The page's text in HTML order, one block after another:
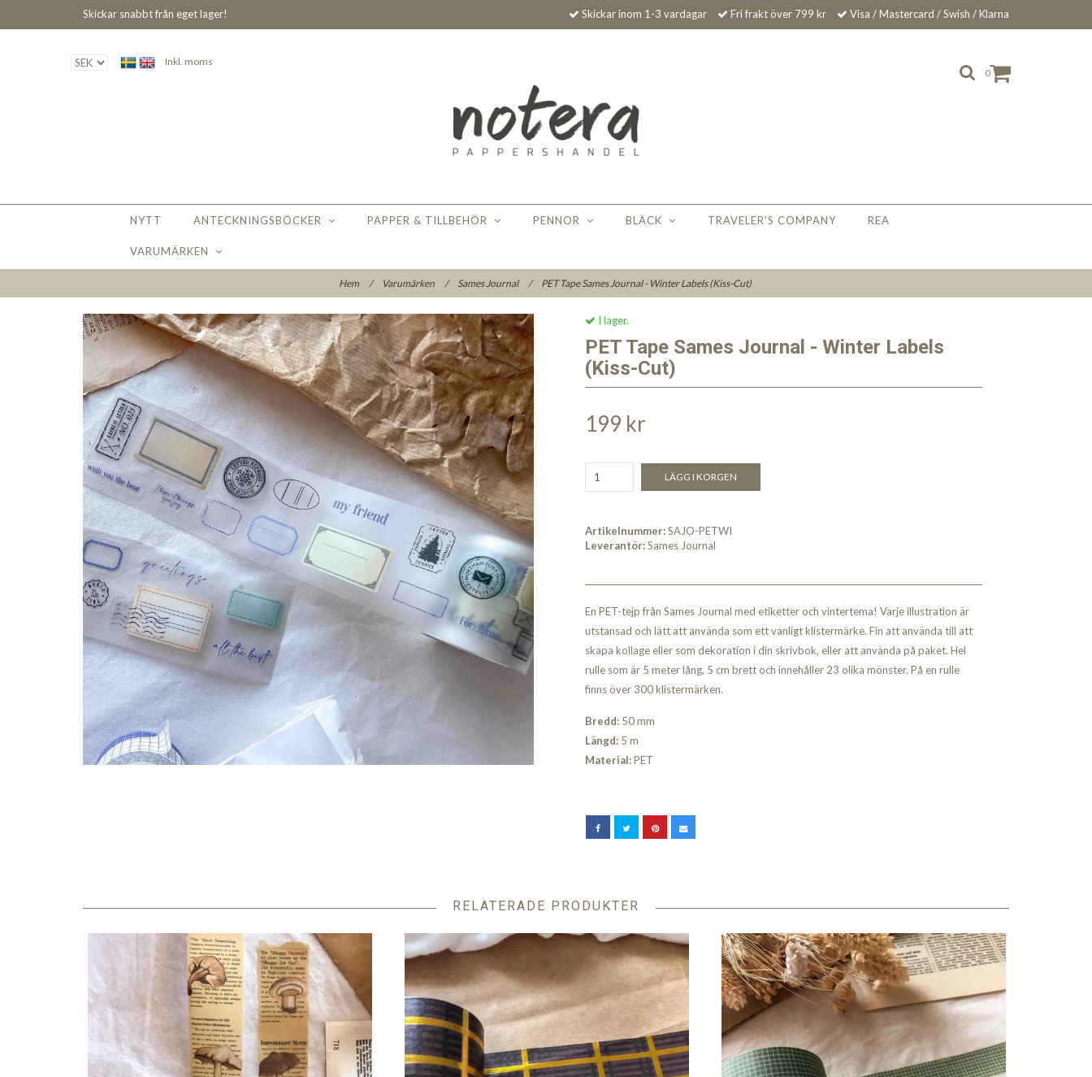
Skickar snabbt från eget lager! Skickar inom 1-3 vardagar Fri frakt över 799 kr Visa / Mastercard / Swish / Klarna
0
Inkl. moms
NYTT ANTECKNINGSBÖCKER PAPPER & TILLBEHÖR PENNOR BLÄCK TRAVELER'S COMPANY REA
VARUMÄRKEN
Hem / Varumärken / Sames Journal / PET Tape Sames Journal - Winter Labels (Kiss-Cut)
I lager.
PET Tape Sames Journal - Winter Labels
(Kiss-Cut)
199 kr
LÄGG I KORGEN
Artikelnummer:SAJO-PETWI
Leverantör:Sames Journal
En PET-tejp från Sames Journal med etiketter och vintertema! Varje illustration är
utstansad och lätt att använda som ett vanligt klistermärke. Fin att använda till att
skapa kollage eller som dekoration i din skrivbok, eller att använda på paket. Hel
rulle som är 5 meter lång, 5 cm brett och innehåller 23 olika mönster. På en rulle
finns över 300 klistermärken.
Bredd: 50 mm
Längd: 5 m
Material:PET
RELATERADE PRODUKTER